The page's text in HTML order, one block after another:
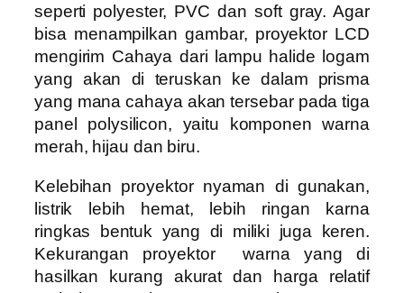
seperti polyester, PVC dan soft gray. Agar
bisa menampilkan gambar, proyektor LCD
mengirim Cahaya dari lampu halide logam
yang akan di teruskan ke dalam prisma
yang mana cahaya akan tersebar pada tiga
panel polysilicon, yaitu komponen warna
merah, hijau dan biru.
Kelebihan proyektor nyaman di gunakan,
listrik lebih hemat, lebih ringan karna
ringkas bentuk yang di miliki juga keren.
Kekurangan proyektor warna yang di
hasilkan kurang akurat dan harga relatif